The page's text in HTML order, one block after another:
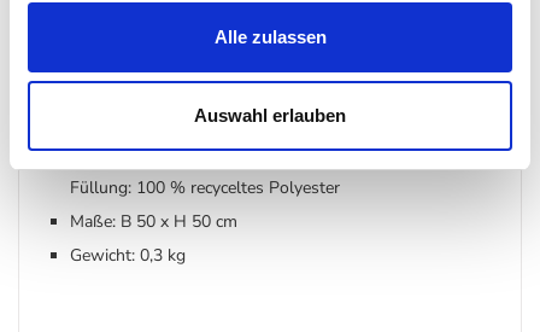
Alle zulassen
Auswahl erlauben
Bezug: 100 % Bio-Baumwolle
Füllung: 100 % recyceltes Polyester
Maße: B 50 x H 50 cm
Gewicht: 0,3 kg